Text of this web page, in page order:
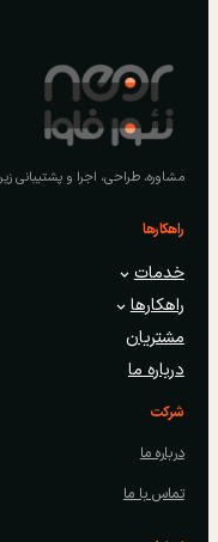
مشاوره، طراحی، اجرا و پشتیبانی
راهکارها
خدمات
راهکارها
مشتریان
درباره ما
شرکت
درباره ما
تماس با ما